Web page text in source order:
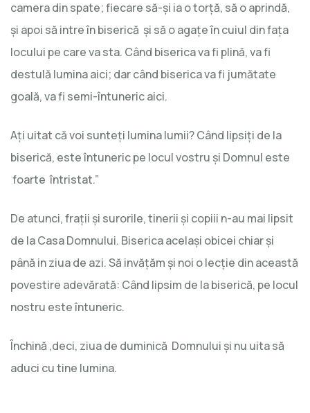
camera din spate; fiecare să-şi ia o torţă, să o aprindă,
şi apoi să intre în biserică şi să o agaţe în cuiul din faţa
locului pe care va sta. Când biserica va fi plină, va fi
destulă lumina aici; dar când biserica va fi jumătate
goală, va fi semi-întuneric aici.
Aţi uitat că voi sunteţi lumina lumii? Când lipsiţi de la
biserică, este întuneric pe locul vostru şi Domnul este
foarte întristat.”
De atunci, fraţii şi surorile, tinerii şi copiii n-au mai lipsit
de la Casa Domnului. Biserica acelaşi obicei chiar şi
până in ziua de azi. Să invăţăm şi noi o lecţie din această
povestire adevărată: Când lipsim de la biserică, pe locul
nostru este întuneric.
Închină ,deci, ziua de duminică Domnului şi nu uita să
aduci cu tine lumina.